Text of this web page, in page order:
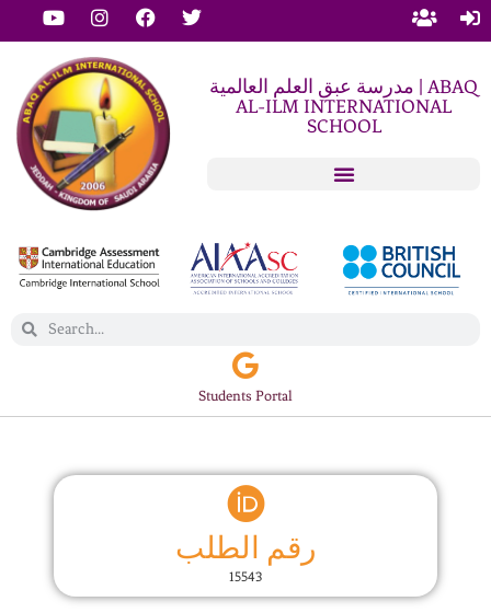
مدرسة عبق العلم العالمية | ABAQ
AL-ILM INTERNATIONAL
SCHOOL
Students Portal
رقم الطلب
15543